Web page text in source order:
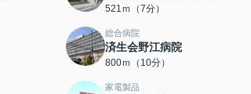
521ｍ（7分）
総合病院
済生会野江病院
800ｍ（10分）
家電製品